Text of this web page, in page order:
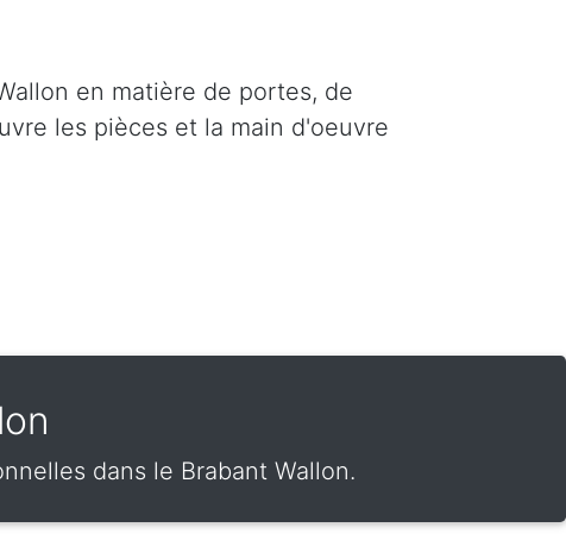
en matière de portes, de
les pièces et la main d'oeuvre
dans le Brabant Wallon.